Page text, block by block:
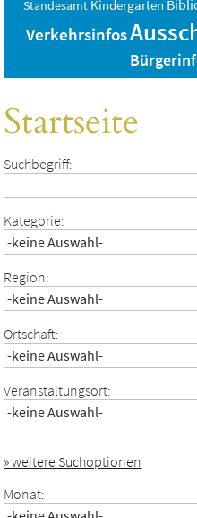
Standesamt Kindergarten
Verkehrsinfos
Startseite
Suchbegriff:
Kategorie:
Region:
Ortschaft:
Veranstaltungsort:
» weitere Suchoptionen
Monat: